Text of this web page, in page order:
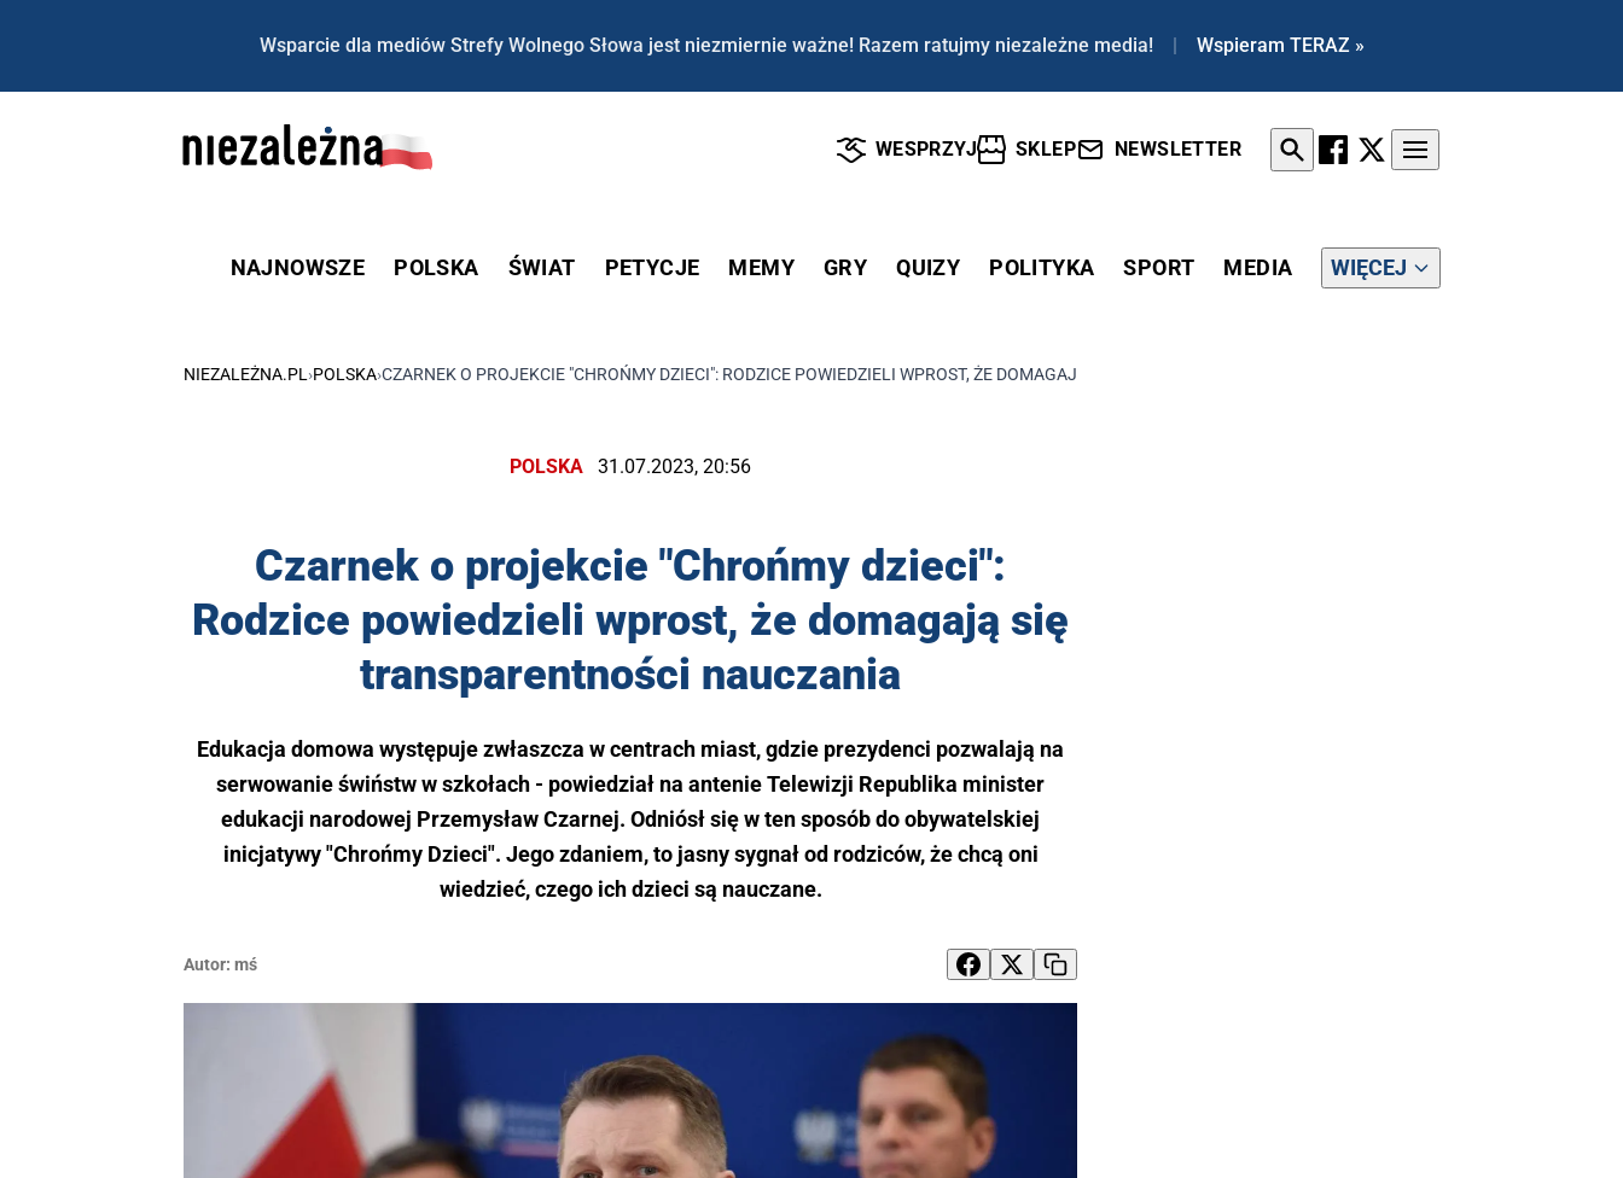
Wsparcie dla mediów Strefy Wolnego Słowa jest niezmiernie ważne! Razem ratujmy niezależne media! | Wspieram TERAZ »
WESPRZYJ SKLEP NEWSLETTER
NAJNOWSZE POLSKA ŚWIAT PETYCJE MEMY GRY QUIZY POLITYKA SPORT MEDIA WIĘCEJ
NIEZALEŻNA.PL ›POLSKA›CZARNEK O PROJEKCIE "CHROŃMY DZIECI": RODZICE POWIEDZIELI WPROST, ŻE DOMAGAJĄ SIĘ TRANSPARENTNOŚCI NAUCZANIA
POLSKA 31.07.2023, 20:56
Czarnek o projekcie "Chrońmy dzieci":
Rodzice powiedzieli wprost, że domagają się
transparentności nauczania
Edukacja domowa występuje zwłaszcza w centrach miast, gdzie prezydenci pozwalają na
serwowanie świństw w szkołach - powiedział na antenie Telewizji Republika minister
edukacji narodowej Przemysław Czarnej. Odniósł się w ten sposób do obywatelskiej
inicjatywy "Chrońmy Dzieci". Jego zdaniem, to jasny sygnał od rodziców, że chcą oni
wiedzieć, czego ich dzieci są nauczane.
Autor: mś